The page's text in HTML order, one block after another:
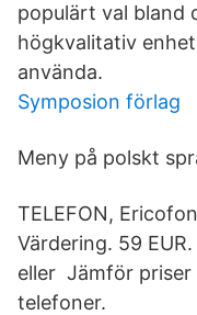
populärt val bland
högkvalitativ
använda.
Symposion förlag
Meny på polskt
TELEFON,
Värdering. 59
eller Jämför priser
telefoner.